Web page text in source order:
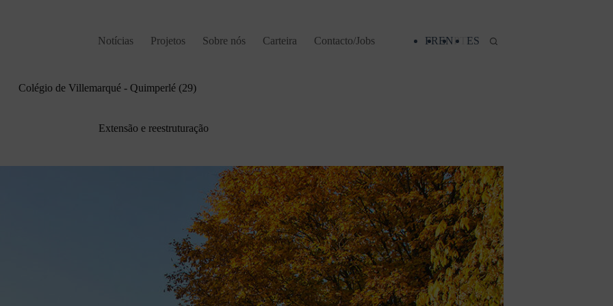
Notícias Projetos Sobre nós Carteira Contacto/Jobs FREN PT ES
Colégio de Villemarqué - Quimperlé (29)
Extensão e reestruturação